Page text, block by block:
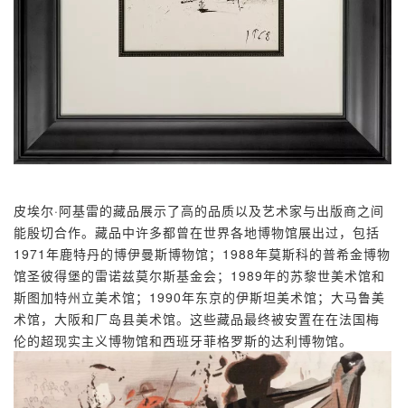
皮埃尔·阿基雷的藏品展示了高的品质以及艺术家与出版商之间
能殷切合作。藏品中许多都曾在世界各地博物馆展出过，包括
1971年鹿特丹的博伊曼斯博物馆；1988年莫斯科的普希金博物
馆圣彼得堡的雷诺兹莫尔斯基金会；1989年的苏黎世美术馆和
斯图加特州立美术馆；1990年东京的伊斯坦美术馆；大马鲁美
术馆，大阪和厂岛县美术馆。这些藏品最终被安置在在法国梅
伦的超现实主义博物馆和西班牙菲格罗斯的达利博物馆。